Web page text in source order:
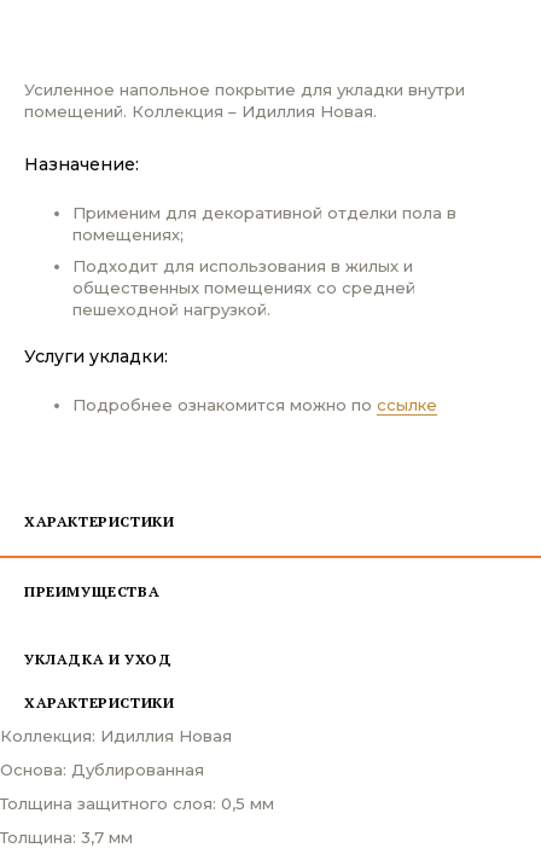
Усиленное напольное покрытие для укладки внутри
помещений. Коллекция – Идиллия Новая.
Назначение:
Применим для декоративной отделки пола в
помещениях;
Подходит для использования в жилых и
общественных помещениях со средней
пешеходной нагрузкой.
Услуги укладки:
Подробнее ознакомится можно по ссылке
ХАРАКТЕРИСТИКИ
ПРЕИМУЩЕСТВА
УКЛАДКА И УХОД
ХАРАКТЕРИСТИКИ
Коллекция: Идиллия Новая
Основа: Дублированная
Толщина защитного слоя: 0,5 мм
Толщина: 3,7 мм